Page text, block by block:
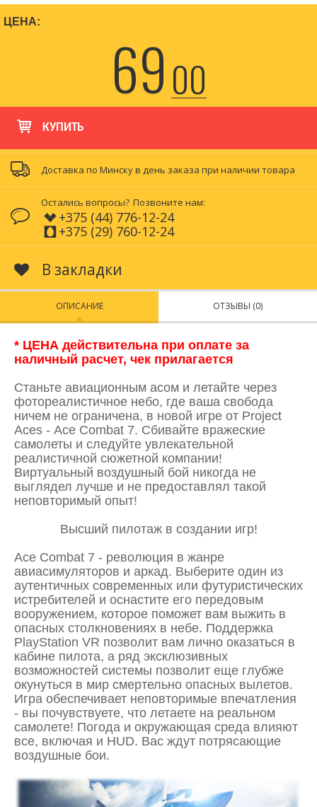
ЦЕНА:
6900
КУПИТЬ
Доставка по Минску в день заказа при наличии товара
Остались вопросы? Позвоните нам:
+375 (44) 776-12-24
+375 (29) 760-12-24
В закладки
ОПИСАНИЕ ОТЗЫВЫ (0)
* ЦЕНА действительна при оплате за
наличный расчет, чек прилагается
Станьте авиационным асом и летайте через
фотореалистичное небо, где ваша свобода
ничем не ограничена, в новой игре от Project
Aces - Ace Combat 7. Сбивайте вражеские
самолеты и следуйте увлекательной
реалистичной сюжетной компании!
Виртуальный воздушный бой никогда не
выглядел лучше и не предоставлял такой
неповторимый опыт!
Высший пилотаж в создании игр!
Ace Combat 7 - революция в жанре
авиасимуляторов и аркад. Выберите один из
аутентичных современных или футуристических
истребителей и оснастите его передовым
вооружением, которое поможет вам выжить в
опасных столкновениях в небе. Поддержка
PlayStation VR позволит вам лично оказаться в
кабине пилота, а ряд эксклюзивных
возможностей системы позволит еще глубже
окунуться в мир смертельно опасных вылетов.
Игра обеспечивает неповторимые впечатления
- вы почувствуете, что летаете на реальном
самолете! Погода и окружающая среда влияют
все, включая и HUD. Вас ждут потрясающие
воздушные бои.